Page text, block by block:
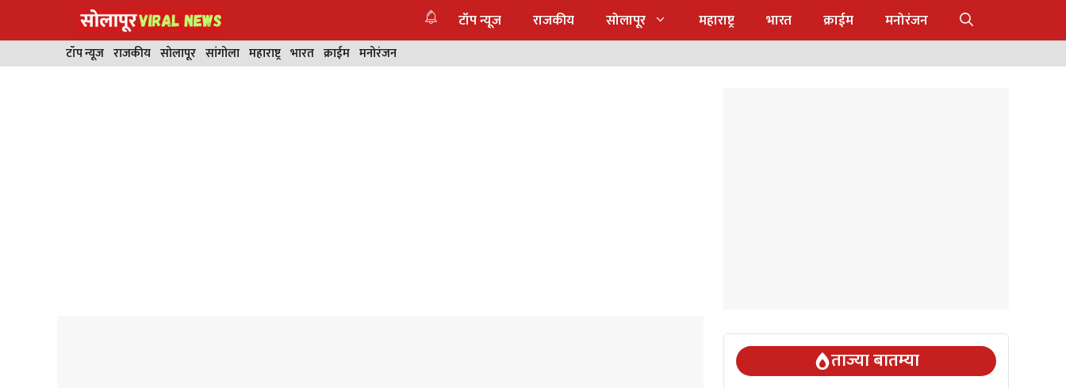
टॉप न्यूज राजकीय सोलापूर महाराष्ट्र भारत क्राईम मनोरंजन
टॉप न्यूज राजकीय सोलापूर सांगोला महाराष्ट्र भारत क्राईम मनोरंजन
ताज्या बातम्या